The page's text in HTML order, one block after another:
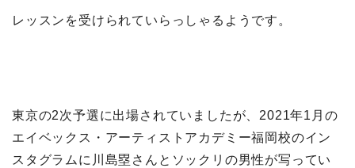
レッスンを受けられていらっしゃるようです。
東京の2次予選に出場されていましたが、2021年1月の
エイベックス・アーティストアカデミー福岡校のイン
スタグラムに川島塁さんとソックリの男性が写ってい